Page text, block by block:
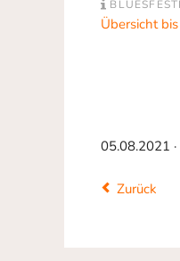
Übersicht
05.08.2021
Zurück